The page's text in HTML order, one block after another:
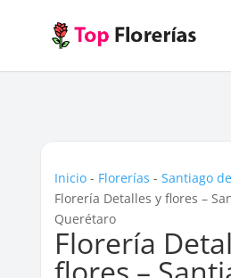
Inicio- Florerías - Santiago
Florería Detalles y flores –
Querétaro
Florería